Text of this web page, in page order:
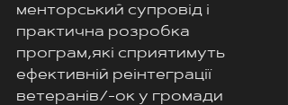
менторський супровід і
практична розробка
програм,які сприятимуть
ефективній реінтеграції
ветеранів/-ок у громади